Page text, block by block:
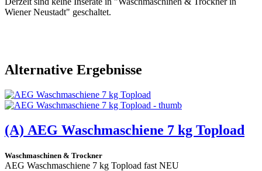
Wiener Neustadt" geschaltet.
Alternative Ergebnisse
(A) AEG Waschmaschiene 7 kg Topload
Waschmaschinen & Trockner
AEG Waschmaschiene 7 kg Topload fast NEU